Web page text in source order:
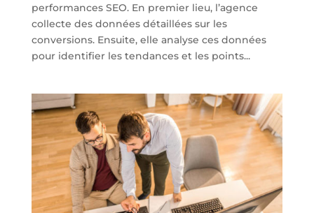
performances SEO. En premier lieu, l’agence
collecte des données détaillées sur les
conversions. Ensuite, elle analyse ces données
pour identifier les tendances et les points...